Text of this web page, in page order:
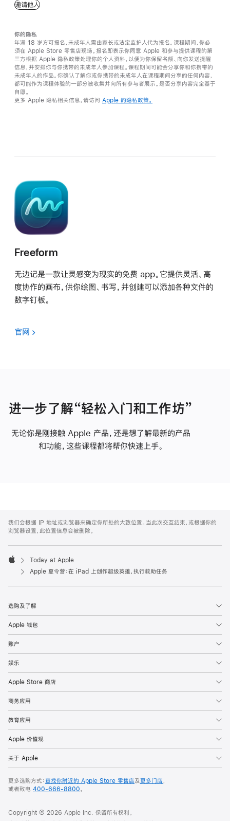
邀请他人
你的隐私
年满 18 岁方可报名，未成年人需由家长或法定监护人代为报名。课程期间，你必
须在 Apple Store 零售店现场。报名即表示你同意 Apple 和参与提供课程的第
三方根据 Apple 隐私政策处理你的个人资料，以便为你保留名额、向你发送提醒
信息，并安排你与你携带的未成年人参加课程。课程期间可能会分享你和你携带的
未成年人的作品。你确认了解你或你携带的未成年人在课程期间分享的任何内容，
都可能作为课程体验的一部分被收集并向所有参与者展示。是否分享内容完全基于
自愿。
更多 Apple 隐私相关信息，请访问 Apple 的隐私政策。
Freeform
无边记是一款让灵感变为现实的免费 app。它提供灵活、高
度协作的画布，供你绘图、书写，并创建可以添加各种文件的
数字钉板。
官网
进一步了解“轻松入门和工作坊”
无论你是刚接触 Apple 产品，还是想了解最新的产品
和功能，这些课程都将帮你快速上手。
Footer
我们会根据 IP 地址或浏览器来确定你所处的大致位置。当此次交互结束，或根据你的
浏览器设置，此位置信息会被删除。
Apple
Today at Apple
Apple 夏令营：在 iPad 上创作超级英雄，执行救助任务
选购及了解
Apple 钱包
账户
娱乐
Apple Store 商店
商务应用
教育应用
Apple 价值观
关于 Apple
更多选购方式：查找你附近的 Apple Store 零售店及更多门店，
或者致电 400-666-8800。
Copyright © 2026 Apple Inc. 保留所有权利。